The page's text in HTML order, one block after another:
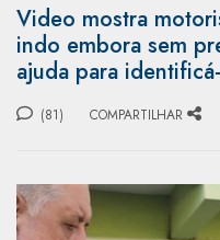
Video mostra
indo embora sem
ajuda para
(81) COMPARTILHAR